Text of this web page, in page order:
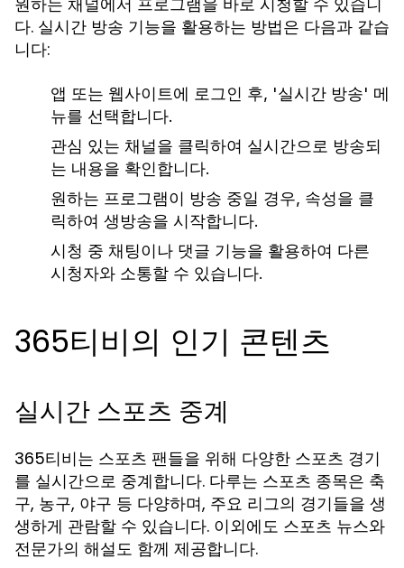
다. 실시간 방송 기능을 활용하는 방법은 다음과 같습
니다:
앱 또는 웹사이트에 로그인 후, '실시간 방송' 메
뉴를 선택합니다.
관심 있는 채널을 클릭하여 실시간으로 방송되
는 내용을 확인합니다.
원하는 프로그램이 방송 중일 경우, 속성을 클
릭하여 생방송을 시작합니다.
시청 중 채팅이나 댓글 기능을 활용하여 다른
시청자와 소통할 수 있습니다.
365티비의 인기 콘텐츠
실시간 스포츠 중계
365티비는 스포츠 팬들을 위해 다양한 스포츠 경기
를 실시간으로 중계합니다. 다루는 스포츠 종목은 축
구, 농구, 야구 등 다양하며, 주요 리그의 경기들을 생
생하게 관람할 수 있습니다. 이외에도 스포츠 뉴스와
전문가의 해설도 함께 제공합니다.